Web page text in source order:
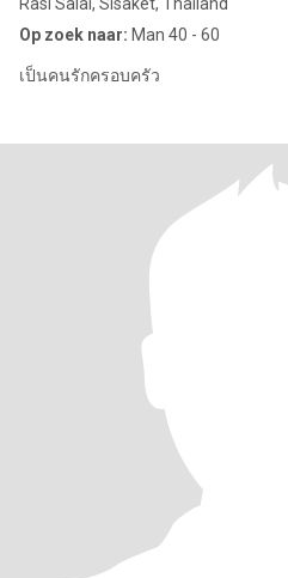
Op zoek naar: Man 40 - 60
เป็นคนรักครอบครัว